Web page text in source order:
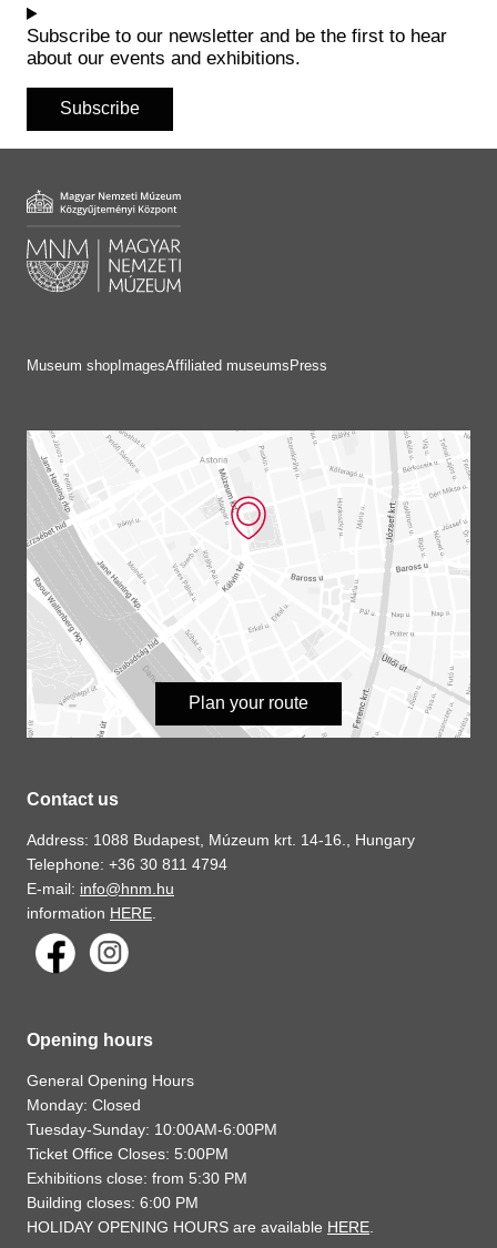
Subscribe to our newsletter and be the first to hear
about our events and exhibitions.
Subscribe
Museum shop ImagesAffiliated museums Press
Plan your route
Contact us
Address: 1088 Budapest, Múzeum krt. 14-16., Hungary
Telephone: +36 30 811 4794
E-mail: info@hnm.hu
information HERE
Opening hours
General Opening Hours
Monday: Closed
Tuesday-Sunday: 10:00AM-6:00PM
Ticket Office Closes: 5:00PM
Exhibitions close: from 5:30 PM
Building closes: 6:00 PM
HOLIDAY OPENING HOURS are available HERE